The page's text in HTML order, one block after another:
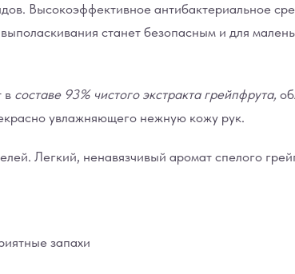
Высокоэффективное антибактериальное
станет безопасным и для
в составе 93% чистого экстракта грейпфрута,
увлажняющего нежную кожу рук.
Легкий, ненавязчивый аромат спелого
запахи